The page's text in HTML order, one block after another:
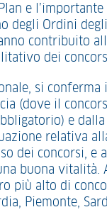
e
degli Ordini
contribuito
dei
si conferma
(dove il
e dalla
relativa
dei concorsi, e
buona vitalità.
più alto di
Piemonte,